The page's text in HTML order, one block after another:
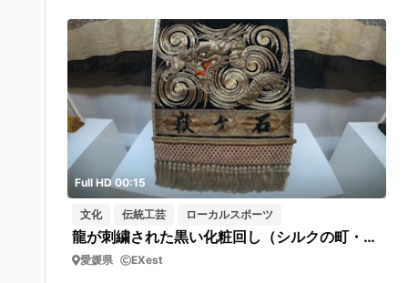
Full HD 00:15
文化 伝統工芸 ローカルスポーツ
龍が刺繍された黒い化粧回し（シルクの町・西予市野村シルク博物館 ）フィックス
愛媛県 EXest